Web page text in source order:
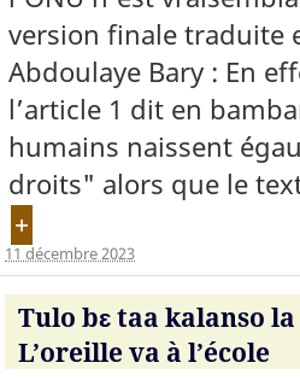
version finale traduite
Abdoulaye Bary : En
l’article 1 dit en
humains naissent
droits" alors que le
+
11 décembre 2023
Tulo bɛ taa kalanso la
L’oreille va à l’école